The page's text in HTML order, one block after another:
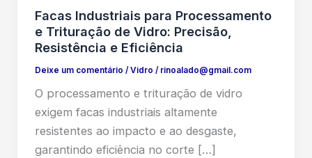
Facas Industriais para Processamento
e Trituração de Vidro: Precisão,
Resistência e Eficiência
Deixe um comentário /Vidro / rinoalado@gmail.com
O processamento e trituração de vidro
exigem facas industriais altamente
resistentes ao impacto e ao desgaste,
garantindo eficiência no corte […]